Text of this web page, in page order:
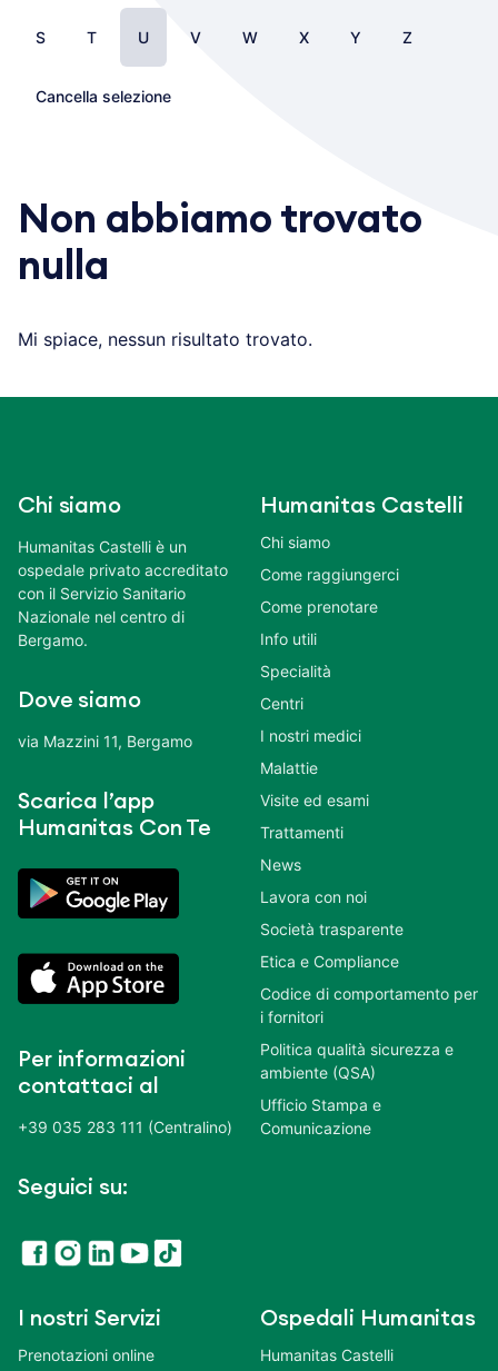
S T U V W X Y Z
Cancella selezione
Non abbiamo trovato
nulla
Mi spiace, nessun risultato trovato.
Chi siamo
Humanitas Castelli è un
ospedale privato accreditato
con il Servizio Sanitario
Nazionale nel centro di
Bergamo.
Dove siamo
via Mazzini 11, Bergamo
Scarica l’app
Humanitas Con Te
Per informazioni
contattaci al
+39 035 283 111 (Centralino)
Seguici su:
Humanitas Castelli
Chi siamo
Come raggiungerci
Come prenotare
Info utili
Specialità
Centri
I nostri medici
Malattie
Visite ed esami
Trattamenti
News
Lavora con noi
Società trasparente
Etica e Compliance
Codice di comportamento per
i fornitori
Politica qualità sicurezza e
ambiente (QSA)
Ufficio Stampa e
Comunicazione
I nostri Servizi
Prenotazioni online
Ospedali Humanitas
Humanitas Castelli